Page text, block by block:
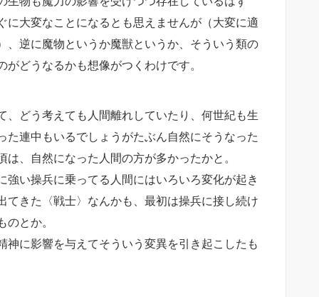
大変なことになるとも思えませんが（大変に適
逆に魔物というか魔獣というか、そういう類の
どうなるかも想像がつくわけです。
どう考えても人間離れしていたり、何世紀も生
連中もいるでしょうがたぶん自然にそうなった
、自然になった人間の方が多かったかと。
い操兵に乗ってる人間にはいろいろ変化が起き
きた〈戦士〉なんかも、最初は操兵に接し続け
とか。
に影響を与えてそういう変異を引き起こしたも